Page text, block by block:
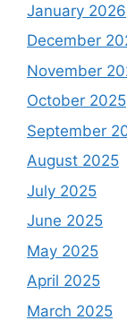
January 2026
December
November
October 2025
September
August 2025
July 2025
June 2025
May 2025
April 2025
March 2025